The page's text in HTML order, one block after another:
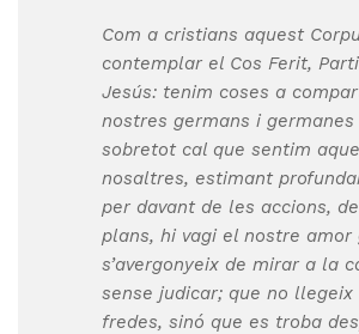
Com a cristians aquest
contemplar el Cos Ferit,
Jesús: tenim coses a
nostres germans i
sobretot cal que sentim
nosaltres, estimant
per davant de les accions,
plans, hi vagi el nostre amor
s’avergonyeix de mirar a la
sense judicar; que no
fredes, sinó que es troba